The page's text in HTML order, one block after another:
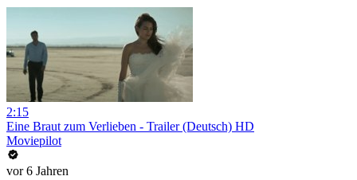
2:15
Eine Braut zum Verlieben - Trailer (Deutsch) HD
Moviepilot
vor 6 Jahren